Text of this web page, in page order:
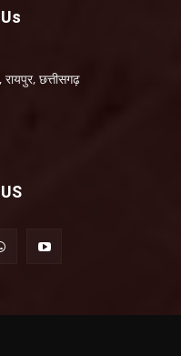
छत्तीसगढ़